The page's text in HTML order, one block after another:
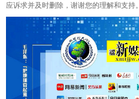
应诉求并及时删除，谢谢您的理解和支持。